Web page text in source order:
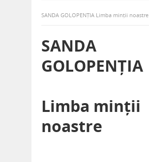
SANDA GOLOPENȚIA Limba minții noastre
SANDA
GOLOPENȚIA
Limba minții
noastre